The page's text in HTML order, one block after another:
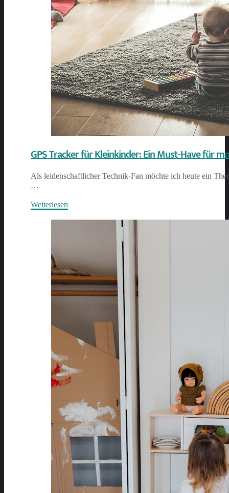
GPS Tracker für Kleinkinder: Ein Must-Have für
Als leidenschaftlicher Technik-Fan möchte ich heute ein
…
Weiterlesen